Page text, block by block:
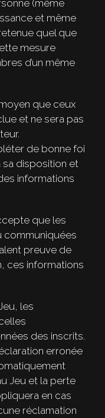
(même
et même
quel que
mesure
d’un même
que ceux
et ne sera pas
de bonne foi
sa disposition et
informations
que les
communiquées
preuve de
ces informations
les
des inscrits.
erronée
Jeu et la perte
en cas
réclamation